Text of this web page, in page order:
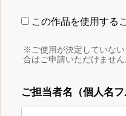
この作品を使用する
※ご使用が決定していな
合はご申請いただけません
ご担当者名（個人名フ